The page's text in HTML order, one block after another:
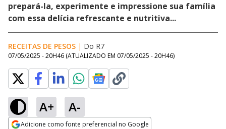
prepará-la, experimente e impressione sua família
com essa delícia refrescante e nutritiva...
RECEITAS DE PESOS | Do R7
07/05/2025 - 20H46 (ATUALIZADO EM 07/05/2025 - 20H46)
A+ A-
Adicione como fonte preferencial no Google